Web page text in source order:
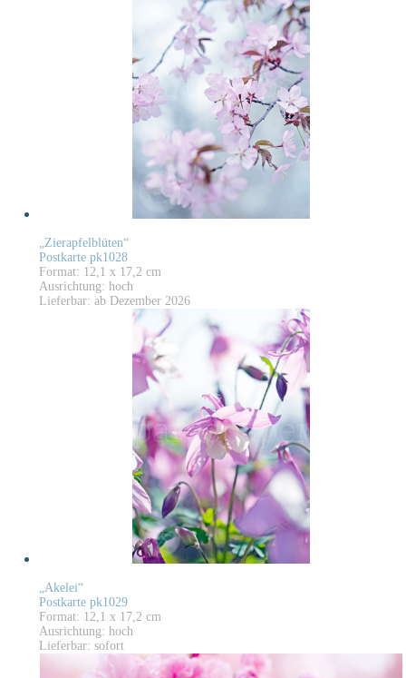
„Zierapfelblüten“
Postkarte pk1028
Format: 12,1 x 17,2 cm
Ausrichtung: hoch
Lieferbar: ab Dezember 2026
„Akelei“
Postkarte pk1029
Format: 12,1 x 17,2 cm
Ausrichtung: hoch
Lieferbar: sofort